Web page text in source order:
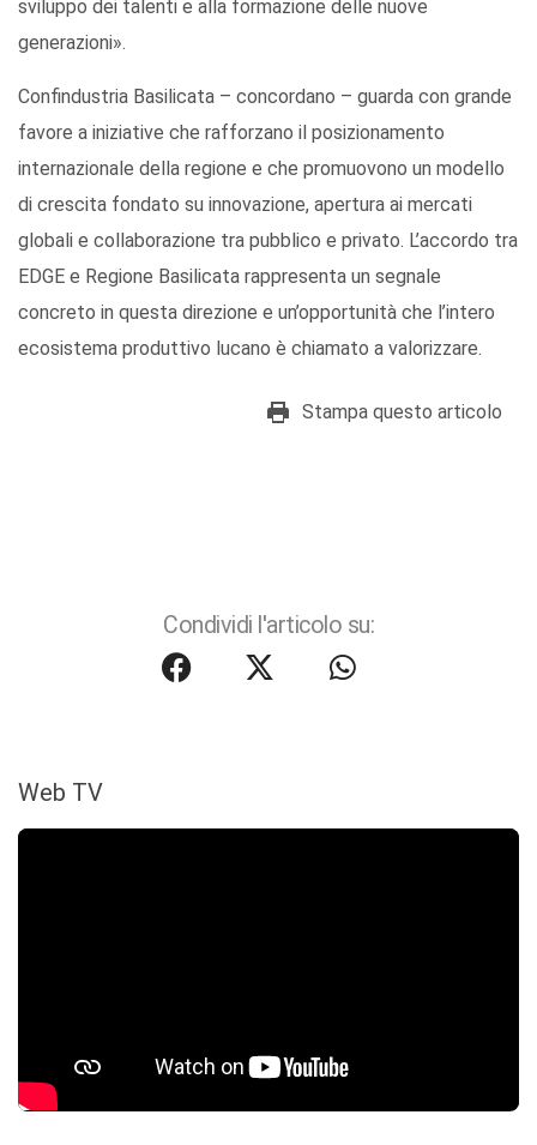
sviluppo dei talenti e alla formazione delle nuove
generazioni».
Confindustria Basilicata – concordano – guarda con grande
favore a iniziative che rafforzano il posizionamento
internazionale della regione e che promuovono un modello
di crescita fondato su innovazione, apertura ai mercati
globali e collaborazione tra pubblico e privato. L’accordo tra
EDGE e Regione Basilicata rappresenta un segnale
concreto in questa direzione e un’opportunità che l’intero
ecosistema produttivo lucano è chiamato a valorizzare.
Stampa questo articolo
Condividi l'articolo su:
Web TV